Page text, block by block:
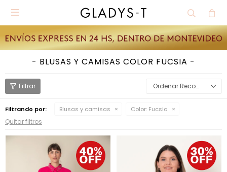

BLUSAS Y CAMISAS COLOR FUCSIA
Recomendados
Filtrando por: Blusas y camisas Color: Fucsia
Quitar filtros